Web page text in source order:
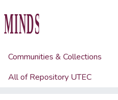
Communities & Collections
All of Repository UTEC
Home
Artículos de revistas UTEC